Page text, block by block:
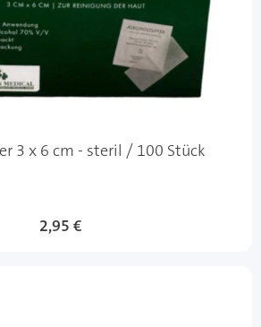
3 x 6 cm - steril / 100 Stück
2,95 €